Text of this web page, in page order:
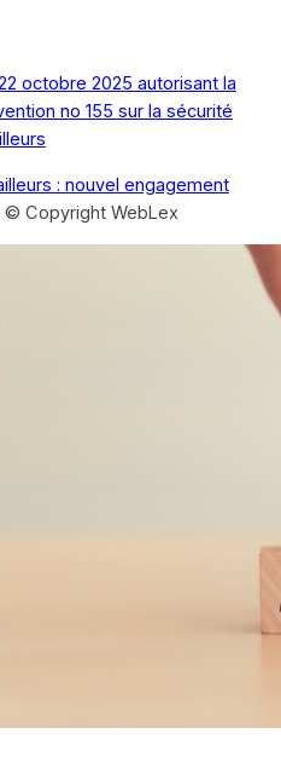
octobre 2025 autorisant la
no 155 sur la sécurité
: nouvel engagement
© Copyright WebLex